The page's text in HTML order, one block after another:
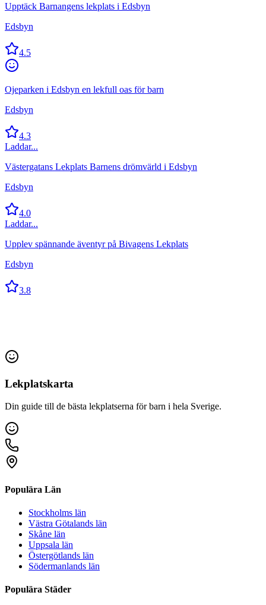
Upptäck Barnangens lekplats i Edsbyn
Edsbyn
4.5
Ojeparken i Edsbyn en lekfull oas för barn
Edsbyn
4.3
Laddar...
Västergatans Lekplats Barnens drömvärld i Edsbyn
Edsbyn
4.0
Laddar...
Upplev spännande äventyr på Bivagens Lekplats
Edsbyn
3.8
Lekplatskarta
Din guide till de bästa lekplatserna för barn i hela Sverige.
Populära Län
Stockholms län
Västra Götalands län
Skåne län
Uppsala län
Östergötlands län
Södermanlands län
Populära Städer